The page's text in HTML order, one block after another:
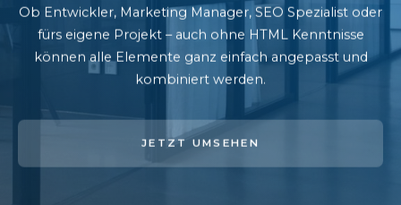
Ob Entwickler, Marketing Manager, SEO Spezialist oder
fürs eigene Projekt – auch ohne HTML Kenntnisse
können alle Elemente ganz einfach angepasst und
kombiniert werden.
JETZT UMSEHEN